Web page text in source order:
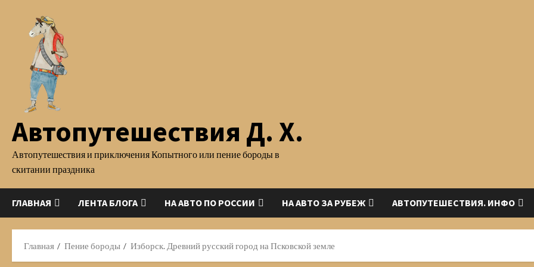
содержимому
Автопутешествия Д. Х.
Автопутешествия и приключения Копытного или пение бороды в
скитании праздника
ГЛАВНАЯ ЛЕНТА БЛОГА НА АВТО ПО РОССИИ НА АВТО ЗА РУБЕЖ АВТОПУТЕШЕСТВИЯ. ИНФО
Главная Пение бороды Изборск. Древний русский город на Псковской земле